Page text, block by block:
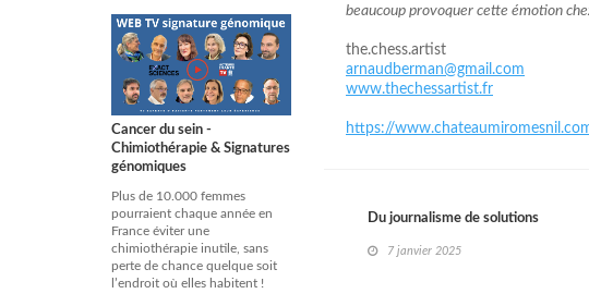
Cancer du sein -
Chimiothérapie & Signatures
génomiques
Plus de 10.000 femmes
pourraient chaque année en
France éviter une
chimiothérapie inutile, sans
perte de chance quelque soit
l’endroit où elles habitent !
beaucoup provoquer cette émotion
the.chess.artist
arnaudberman@gmail.com
www.thechessartist.fr
https://
Du journalisme de solutions
7 janvier 2025